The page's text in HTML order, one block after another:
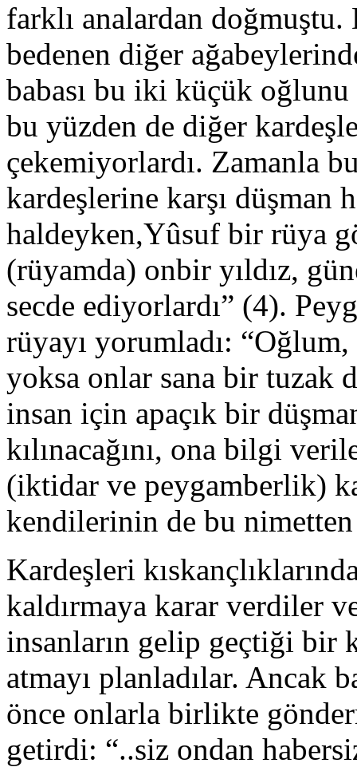
farklı analardan
bedenen diğer
babası bu iki küçük
bu yüzden de diğer
çekemiyorlardı. Zamanla
kardeşlerine karşı düşman
haldeyken,Yûsuf bir rüya
(rüyamda) onbir yıldız,
secde ediyorlardı” (4).
rüyayı yorumladı:
yoksa onlar sana bir tuzak
insan için apaçık bir
kılınacağını, ona bilgi
(iktidar ve peygamberlik)
kendilerinin de bu
Kardeşleri
kaldırmaya karar verdiler
insanların gelip geçtiği
atmayı planladılar. Ancak
önce onlarla birlikte
getirdi: “..siz ondan